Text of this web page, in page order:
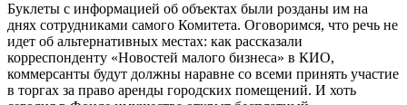
Буклеты с информацией об объектах были розданы им на
днях сотрудниками самого Комитета. Оговоримся, что речь не
идет об альтернативных местах: как рассказали
корреспонденту «Новостей малого бизнеса» в КИО,
коммерсанты будут должны наравне со всеми принять участие
в торгах за право аренды городских помещений. И хоть